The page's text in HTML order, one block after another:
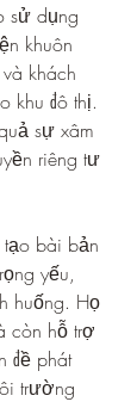
sử dụng
khuôn
khách
khu đô thị.
sự xâm
riêng tư
bài bản
yếu,
huống. Họ
còn hỗ trợ
đề phát
trường